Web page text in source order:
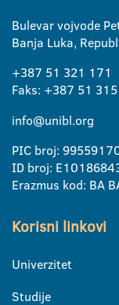
Bulevar vojvode
Banja Luka,
+387 51 321 171
Faks: +387 51
info@unibl.org
PIC broj:
ID broj:
Erazmus kod: BA
Korisni linkovi
Univerzitet
Studije